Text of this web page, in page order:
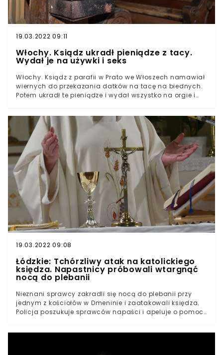
19.03.2022 09:11
Włochy. Ksiądz ukradł pieniądze z tacy.
Wydał je na używki i seks
Włochy. Ksiądz z parafii w Prato we Włoszech namawiał
wiernych do przekazania datków na tacę na biednych.
Potem ukradł te pieniądze i wydał wszystko na orgie i
zbierał, miały iść na biednych. Zamiast tego wydał je
na używki i imprezy.
19.03.2022 09:08
Łódzkie: Tchórzliwy atak na katolickiego
księdza. Napastnicy próbowali wtargnąć
nocą do plebanii
Nieznani sprawcy zakradli się nocą do plebanii przy
jednym z kościołów w Dmeninie i zaatakowali księdza.
Policja poszukuje sprawców napaści i apeluje o pomoc